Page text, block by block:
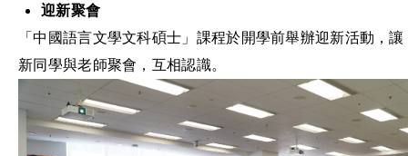
迎新聚會
「中國語言文學文科碩士」課程於開學前舉辦迎新活動，讓
新同學與老師聚會，互相認識。